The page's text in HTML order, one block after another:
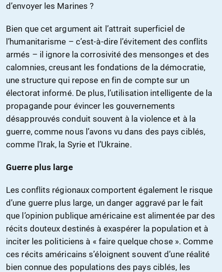
d’envoyer les Marines ?
Bien que cet argument ait l’attrait superficiel de
l’humanitarisme – c’est-à-dire l’évitement des conflits
armés – il ignore la corrosivité des mensonges et des
calomnies, creusant les fondations de la démocratie,
une structure qui repose en fin de compte sur un
électorat informé. De plus, l’utilisation intelligente de la
propagande pour évincer les gouvernements
désapprouvés conduit souvent à la violence et à la
guerre, comme nous l’avons vu dans des pays ciblés,
comme l’Irak, la Syrie et l’Ukraine.
Guerre plus large
Les conflits régionaux comportent également le risque
d’une guerre plus large, un danger aggravé par le fait
que l’opinion publique américaine est alimentée par des
récits douteux destinés à exaspérer la population et à
inciter les politiciens à « faire quelque chose ». Comme
ces récits américains s’éloignent souvent d’une réalité
bien connue des populations des pays ciblés, les